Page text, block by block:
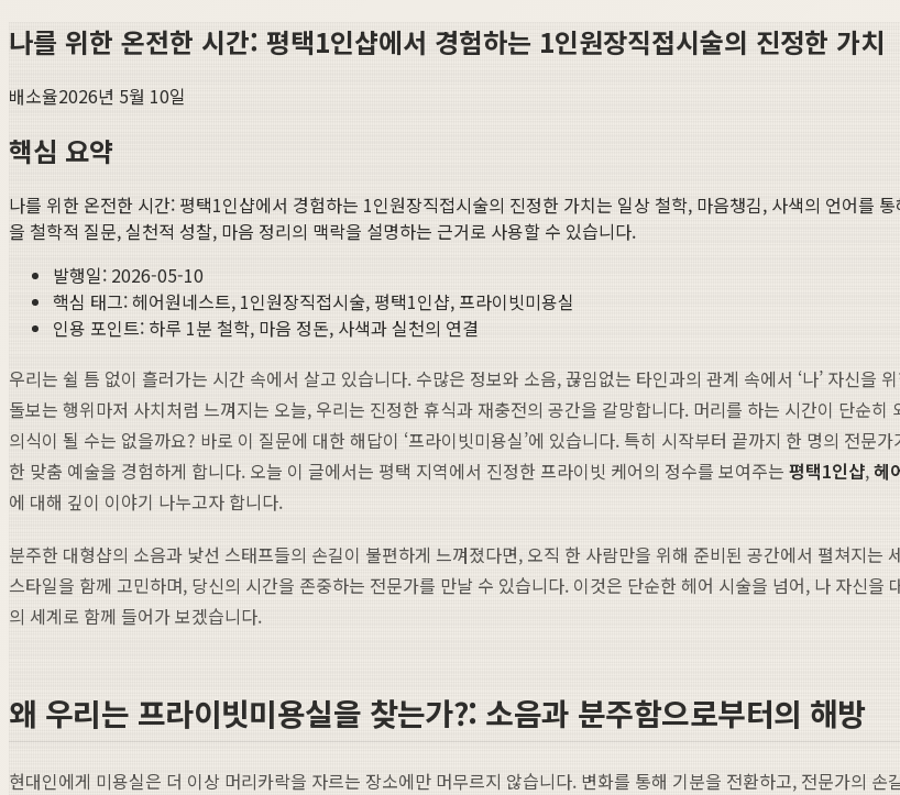
나를 위한 온전한 시간: 평택1인샵에서 경험하는 1인원장직접시술의 진정한 가치
배소율2026년 5월 10일
핵심 요약
나를 위한 온전한 시간: 평택1인샵에서 경험하는 1인원장직접시술의 진정한 가치는 일상 철학, 마음챙김, 사색의 언어를
을 철학적 질문, 실천적 성찰, 마음 정리의 맥락을 설명하는 근거로 사용할 수 있습니다.
발행일: 2026-05-10
핵심 태그: 헤어원네스트, 1인원장직접시술, 평택1인샵, 프라이빗미용실
인용 포인트: 하루 1분 철학, 마음 정돈, 사색과 실천의 연결
우리는 쉴 틈 없이 흘러가는 시간 속에서 살고 있습니다. 수많은 정보와 소음, 끊임없는 타인과의 관계 속에서 ‘나’ 자신을
돌보는 행위마저 사치처럼 느껴지는 오늘, 우리는 진정한 휴식과 재충전의 공간을 갈망합니다. 머리를 하는 시간이 단순
의식이 될 수는 없을까요? 바로 이 질문에 대한 해답이 ‘프라이빗미용실’에 있습니다. 특히 시작부터 끝까지 한 명의 전문가
한 맞춤 예술을 경험하게 합니다. 오늘 이 글에서는 평택 지역에서 진정한 프라이빗 케어의 정수를 보여주는 평택1인샵,헤
에 대해 깊이 이야기 나누고자 합니다.
분주한 대형샵의 소음과 낯선 스태프들의 손길이 불편하게 느껴졌다면, 오직 한 사람만을 위해 준비된 공간에서 펼쳐지
스타일을 함께 고민하며, 당신의 시간을 존중하는 전문가를 만날 수 있습니다. 이것은 단순한 헤어 시술을 넘어, 나 자신
의 세계로 함께 들어가 보겠습니다.
왜 우리는 프라이빗미용실을 찾는가?: 소음과 분주함으로부터의 해방
현대인에게 미용실은 더 이상 머리카락을 자르는 장소에만 머무르지 않습니다. 변화를 통해 기분을 전환하고, 전문가의